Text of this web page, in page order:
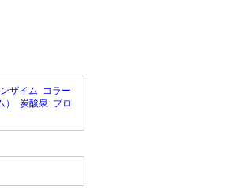
ザイム コラー
炭酸泉 プロ